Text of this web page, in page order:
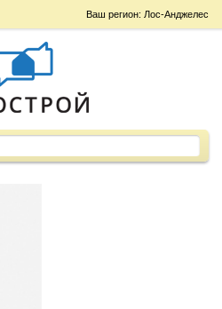
Ваш регион: Лос-Анджелес